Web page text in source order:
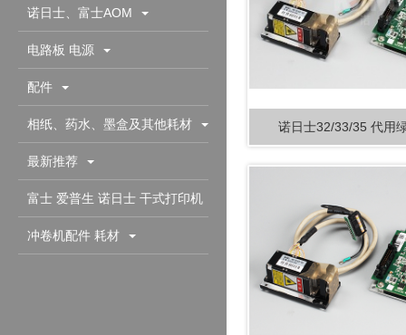
诺日士、富士AOM
电路板 电源
配件
相纸、药水、墨盒及其他耗材
最新推荐
富士 爱普生 诺日士 干式打印机
配件耗材
冲卷机配件 耗材
诺日士32/33/35 代用